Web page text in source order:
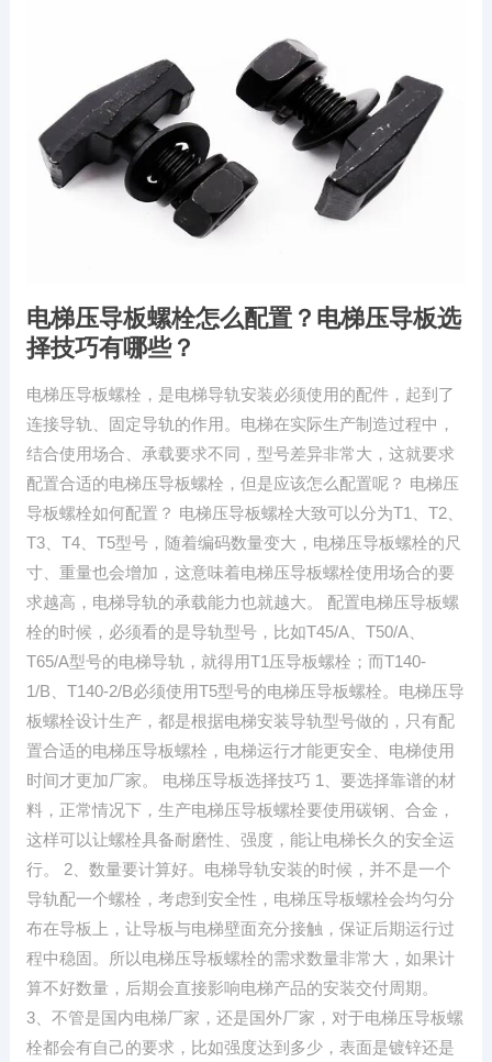
电梯压导板螺栓怎么配置？电梯压导板选
择技巧有哪些？
电梯压导板螺栓，是电梯导轨安装必须使用的配件，起到了
连接导轨、固定导轨的作用。电梯在实际生产制造过程中，
结合使用场合、承载要求不同，型号差异非常大，这就要求
配置合适的电梯压导板螺栓，但是应该怎么配置呢？ 电梯压
导板螺栓如何配置？ 电梯压导板螺栓大致可以分为T1、T2、
T3、T4、T5型号，随着编码数量变大，电梯压导板螺栓的尺
寸、重量也会增加，这意味着电梯压导板螺栓使用场合的要
求越高，电梯导轨的承载能力也就越大。 配置电梯压导板螺
栓的时候，必须看的是导轨型号，比如T45/A、T50/A、
T65/A型号的电梯导轨，就得用T1压导板螺栓；而T140-
1/B、T140-2/B必须使用T5型号的电梯压导板螺栓。电梯压导
板螺栓设计生产，都是根据电梯安装导轨型号做的，只有配
置合适的电梯压导板螺栓，电梯运行才能更安全、电梯使用
时间才更加厂家。 电梯压导板选择技巧 1、要选择靠谱的材
料，正常情况下，生产电梯压导板螺栓要使用碳钢、合金，
这样可以让螺栓具备耐磨性、强度，能让电梯长久的安全运
行。 2、数量要计算好。电梯导轨安装的时候，并不是一个
导轨配一个螺栓，考虑到安全性，电梯压导板螺栓会均匀分
布在导板上，让导板与电梯壁面充分接触，保证后期运行过
程中稳固。所以电梯压导板螺栓的需求数量非常大，如果计
算不好数量，后期会直接影响电梯产品的安装交付周期。
3、不管是国内电梯厂家，还是国外厂家，对于电梯压导板螺
栓都会有自己的要求，比如强度达到多少，表面是镀锌还是